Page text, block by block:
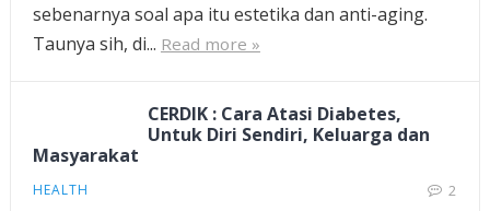
sebenarnya soal apa itu estetika dan anti-aging.
Taunya sih, di... Read more »
CERDIK : Cara Atasi Diabetes,
Untuk Diri Sendiri, Keluarga dan
Masyarakat
HEALTH 2